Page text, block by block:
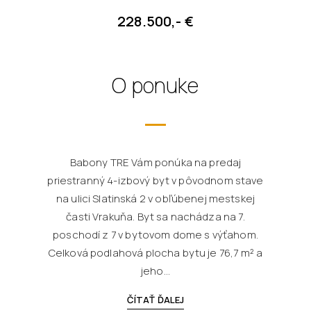
228.500,- €
O ponuke
Babony TRE Vám ponúka na predaj
priestranný 4-izbový byt v pôvodnom stave
na ulici Slatinská 2 v obľúbenej mestskej
časti Vrakuňa. Byt sa nachádza na 7.
poschodí z 7 v bytovom dome s výťahom.
Celková podlahová plocha bytu je 76,7 m² a
jeho...
ČÍTAŤ ĎALEJ